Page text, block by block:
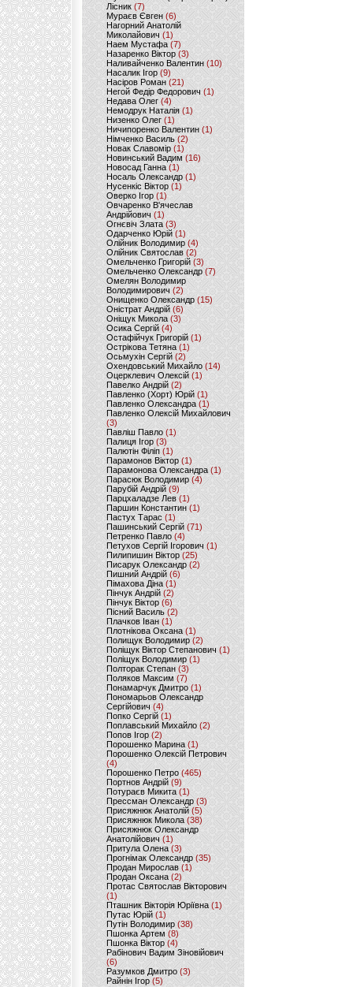
Лісник (7)
Мураєв Євген(6)
Нагорний Анатолій
Миколайович (1)
Наем Мустафа (7)
Назаренко Віктор (3)
Наливайченко Валентин (10)
Насалик Ігор(9)
Насіров Роман (21)
Негой Федір Федорович(1)
Недава Олег(4)
Немодрук Наталія(1)
Низенко Олег (1)
Ничипоренко Валентин (1)
Німченко Василь (2)
Новак Славомір (1)
Новинський Вадим (16)
Новосад Ганна (1)
Носаль Олександр (1)
Нусенкіс Віктор (1)
Оверко Ігор (1)
Овчаренко В'ячеслав
Андрійович(1)
Огнєвіч Злата (3)
Одарченко Юрій(1)
Олійник Володимир (4)
Олійник Святослав (2)
Омельченко Григорій (3)
Омельченко Олександр(7)
Омелян Володимир
Володимирович (2)
Онищенко Олександр (15)
Оністрат Андрій (6)
Оніщук Микола (3)
Осика Сергій(4)
Остафійчук Григорій(1)
Острікова Тетяна (1)
Осьмухін Сергій (2)
Охендовський Михайло (14)
Оцерклевич Олексій (1)
Павелко Андрій (2)
Павленко (Хорт) Юрій (1)
Павленко Олександра (1)
Павленко Олексій Михайлович
(3)
Павліш Павло(1)
Палиця Ігор (3)
Палютін Філіп(1)
Парамонов Віктор (1)
Парамонова Олександра(1)
Парасюк Володимир(4)
Парубій Андрій (9)
Парцхаладзе Лев (1)
Паршин Константин(1)
Пастух Тарас (1)
Пашинський Сергій (71)
Петренко Павло (4)
Петухов Сергій Ігорович (1)
Пилипишин Віктор(25)
Писарук Олександр(2)
Пишний Андрій (6)
Пімахова Діна(1)
Пінчук Андрій(2)
Пінчук Віктор (6)
Пісний Василь (2)
Плачков Іван(1)
Плотнікова Оксана (1)
Полищук Володимир(2)
Поліщук Віктор Степанович(1)
Поліщук Володимир (1)
Полторак Степан(3)
Поляков Максим (7)
Понамарчук Дмитро (1)
Пономарьов Олександр
Сергійович(4)
Попко Сергій (1)
Поплавський Михайло (2)
Попов Ігор(2)
Порошенко Марина (1)
Порошенко Олексій Петрович
(4)
Порошенко Петро (465)
Портнов Андрій (9)
Потураєв Микита(1)
Прессман Олександр(3)
Присяжнюк Анатолій (5)
Присяжнюк Микола (38)
Присяжнюк Олександр
Анатолійович (1)
Притула Олена (3)
Прогнімак Олександр(35)
Продан Мирослав(1)
Продан Оксана (2)
Протас Святослав Вікторович
(1)
Пташник Вікторія Юріївна (1)
Путас Юрій (1)
Путін Володимир(38)
Пшонка Артем (8)
Пшонка Віктор(4)
Рабінович Вадим Зіновійович
(6)
Разумков Дмитро (3)
Райнін Ігор(5)